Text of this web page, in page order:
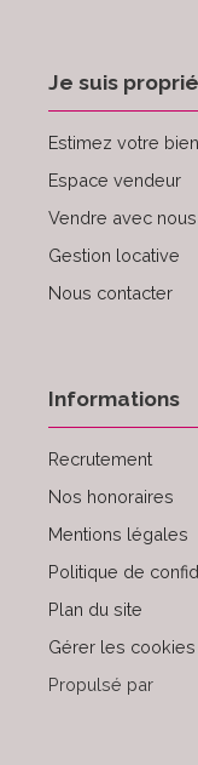
Je suis
Estimez votre bien
Espace vendeur
Vendre avec nous
Gestion locative
Nous contacter
Informations
Recrutement
Nos honoraires
Mentions légales
Politique de
Plan du site
Gérer les cookies
Propulsé par